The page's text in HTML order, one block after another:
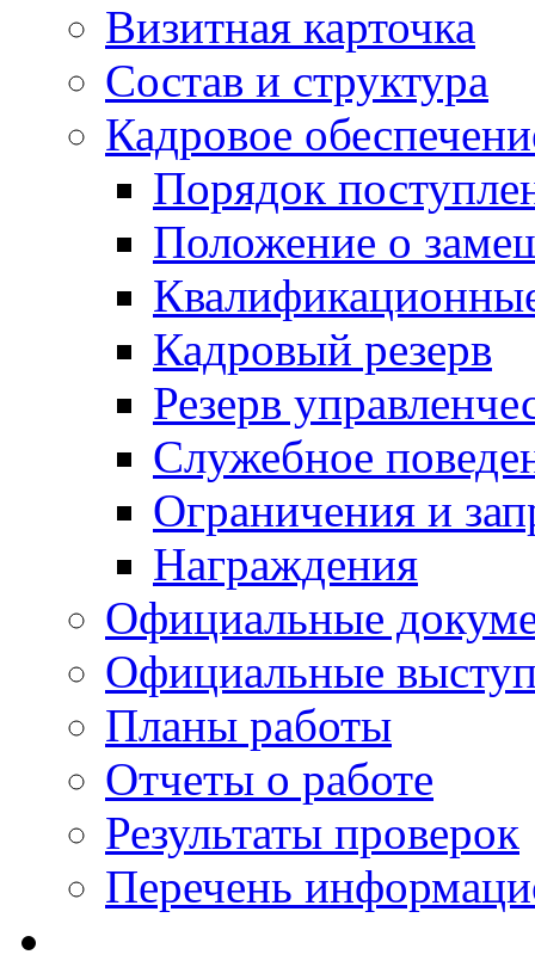
Визитная карточка
Состав и структура
Кадровое
Порядок
Положение о
Кадровый резерв
Резерв
Служебное
Ограничения и
Награждения
Официальные
Официальные
Планы работы
Отчеты о работе
Результаты проверок
Перечень